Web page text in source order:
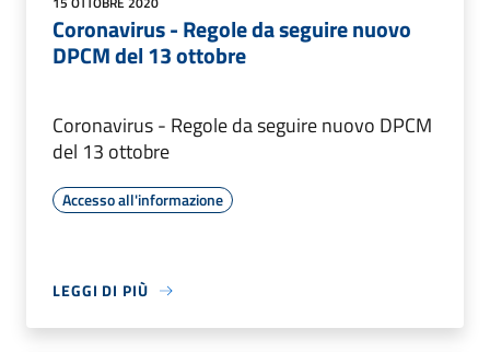
Coronavirus - Regole da seguire nuovo
DPCM del 13 ottobre
Coronavirus - Regole da seguire nuovo DPCM
del 13 ottobre
Accesso all'informazione
LEGGI DI PIÙ